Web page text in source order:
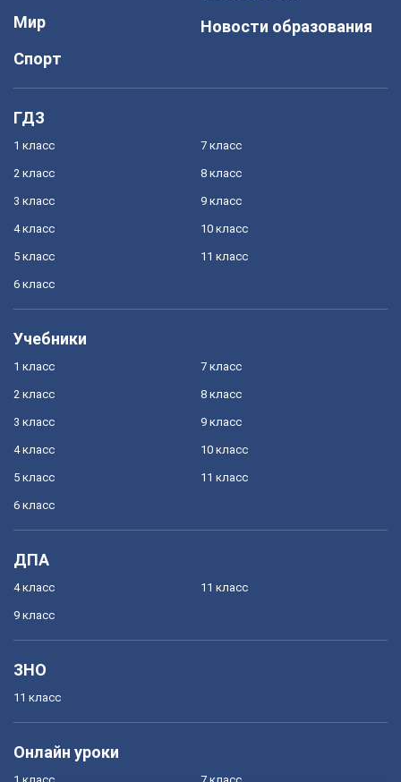
Мир
Спорт
Новости образования
ГДЗ
1 класс
2 класс
3 класс
4 класс
5 класс
6 класс
7 класс
8 класс
9 класс
10 класс
11 класс
Учебники
1 класс
2 класс
3 класс
4 класс
5 класс
6 класс
7 класс
8 класс
9 класс
10 класс
11 класс
ДПА
4 класс
9 класс
11 класс
ЗНО
11 класс
Онлайн уроки